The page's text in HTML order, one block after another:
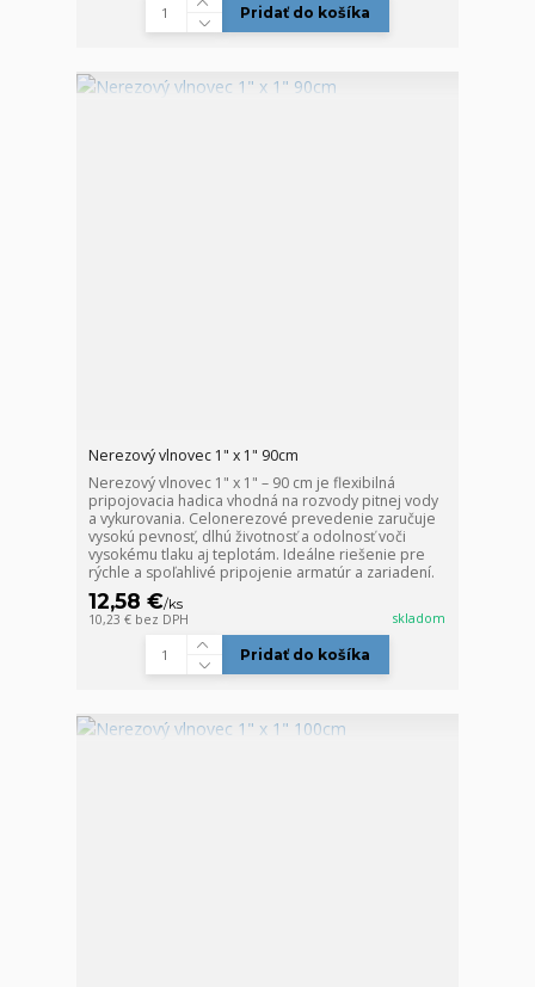
Pridať do košíka
Nerezový vlnovec 1" x 1" 90cm
Nerezový vlnovec 1" x 1" – 90 cm je flexibilná
pripojovacia hadica vhodná na rozvody pitnej vody
a vykurovania. Celonerezové prevedenie zaručuje
vysokú pevnosť, dlhú životnosť a odolnosť voči
vysokému tlaku aj teplotám. Ideálne riešenie pre
rýchle a spoľahlivé pripojenie armatúr a zariadení.
12,58 €/ks
10,23 € bez DPH skladom
Pridať do košíka